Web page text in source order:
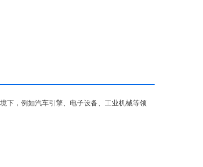
，例如汽车引擎、电子设备、工业机械等领